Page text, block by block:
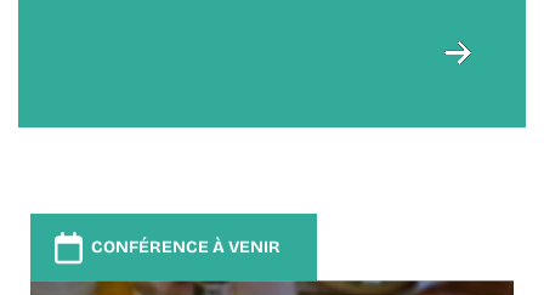
CONFÉRENCE À VENIR